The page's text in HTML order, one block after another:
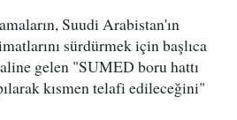
Suudi Arabistan'ın
sürdürmek için başlıca
gelen "SUMED boru hattı
kısmen telafi edileceğini"